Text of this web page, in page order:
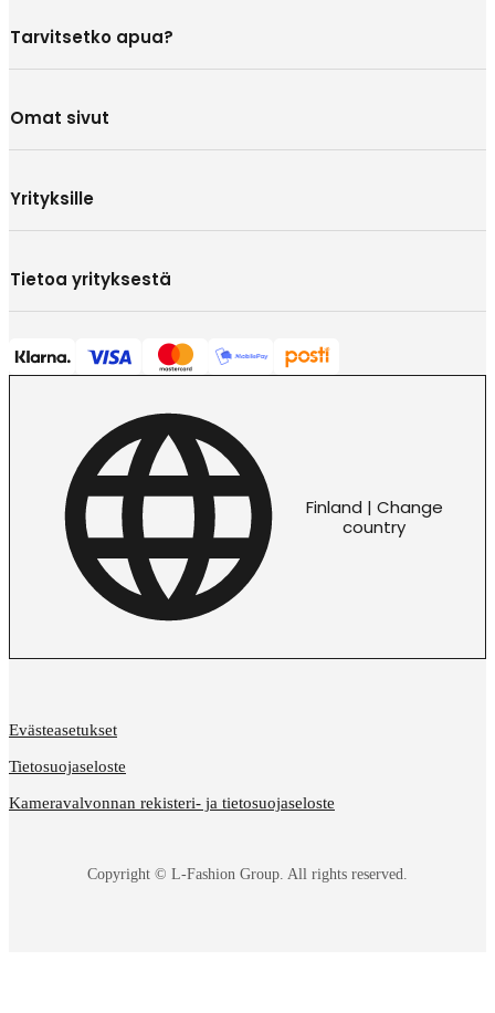
Tarvitsetko apua?
Omat sivut
Yrityksille
Tietoa yrityksestä
Finland | Change
country
Copyright © L-Fashion Group. All rights reserved.
Evästeasetukset
Tietosuojaseloste
Kameravalvonnan rekisteri- ja tietosuojaseloste